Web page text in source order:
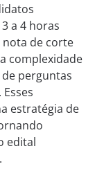
a 4 horas
nota de corte
complexidade
perguntas
estratégia de
edital